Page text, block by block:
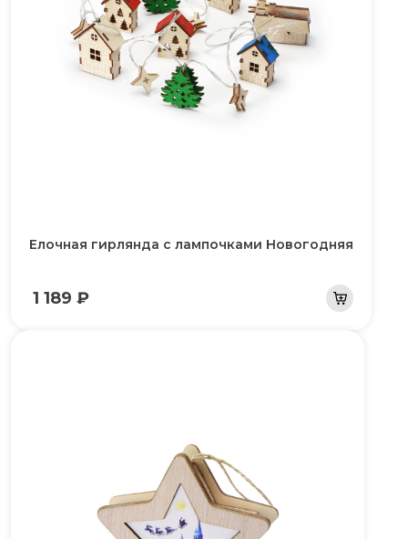
Елочная гирлянда с лампочками Новогодняя
1 189 ₽